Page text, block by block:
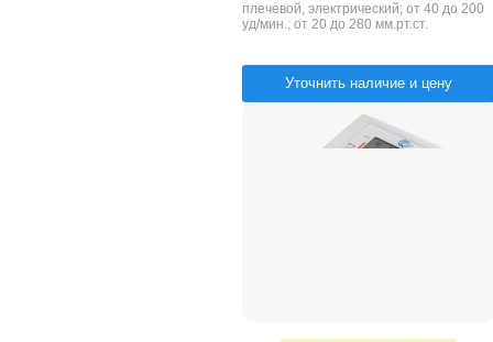
плечевой, электрический; от 40 до 200
уд/мин.; от 20 до 280 мм.рт.ст.
Уточнить наличие и цену